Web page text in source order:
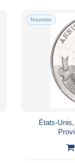
Nouveau
États-